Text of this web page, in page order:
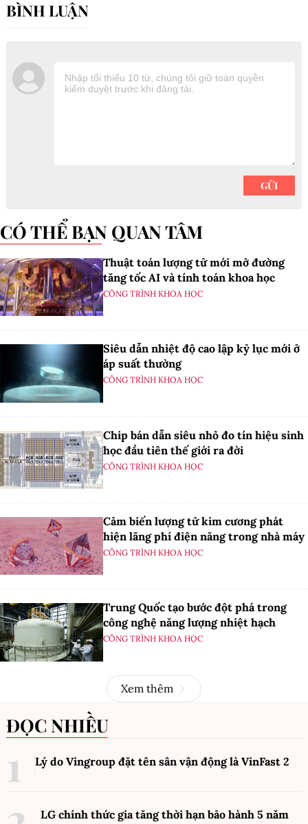
CÓ THỂ BẠN QUAN TÂM
Thuật toán lượng tử mới mở đường
tăng tốc AI và tính toán khoa học
CÔNG TRÌNH KHOA HỌC
Siêu dẫn nhiệt độ cao lập kỷ lục mới ở
áp suất thường
CÔNG TRÌNH KHOA HỌC
Chip bán dẫn siêu nhỏ đo tín hiệu sinh
học đầu tiên thế giới ra đời
CÔNG TRÌNH KHOA HỌC
Cảm biến lượng tử kim cương phát
hiện lãng phí điện năng trong nhà máy
CÔNG TRÌNH KHOA HỌC
Trung Quốc tạo bước đột phá trong
công nghệ năng lượng nhiệt hạch
CÔNG TRÌNH KHOA HỌC
Xem thêm
ĐỌC NHIỀU
Lý do Vingroup đặt tên sân vận động là VinFast 2
LG chính thức gia tăng thời hạn bảo hành 5 năm